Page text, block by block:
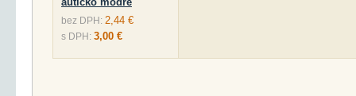
bez DPH: 2,44 €
s DPH: 3,00 €